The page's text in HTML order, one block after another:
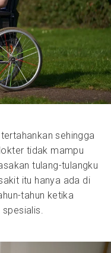
sehingga
tidak mampu
tulang-tulangku
itu hanya ada di
tahun ketika
spesialis.